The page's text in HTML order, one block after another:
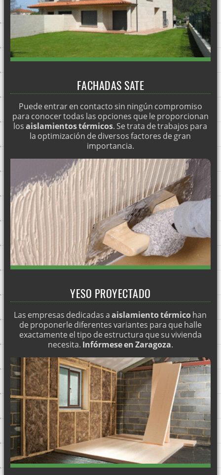
FACHADAS SATE SALAMANCA
FACHADAS SATE HUELVA
FACHADAS SATE VALLADOLID
FACHADAS SATE GIRONA
FACHADAS SATE NAVARRA
FACHADAS SATE BARCELONA
FACHADAS SATE MÁLAGA
Impermeabilización de cubiertas en toda España
Fachadas SATE Logroño
Fachadas SATE Soria
FACHADAS SATE GUIPUZCOA
FACHADAS SATE VIZCAYA
FACHADAS SATE BURGOS
FACHADAS SATE ÁLAVA
FACHADAS SATE SANTANDER Y TODA CANTABRIA
FACHADAS SATE CASTELLÓN
FACHADAS SATE TERUEL
FACHADAS SATE HUESCA
Aislamiento SATE para la intemperie
Aislamiento SATE con mortero cal corcho
FACHADAS SATE VALENCIA
Fachadas SATE Bilbao
Fachadas SATE Madrid
Fachadas SATE Castilla La Mancha
Fachadas SATE Almeria
Fachadas SATE Alicante
Fachadas SATE Albacete
FACHADAS SATE
Puede entrar en contacto sin ningún compromiso
para conocer todas las opciones que le proporcionan
losaislamientos térmicos. Se trata de trabajos para
la optimización de diversos factores de gran
importancia.
YESO PROYECTADO
Las empresas dedicadas aaislamiento térmicohan
de proponerle diferentes variantes para que halle
exactamente el tipo de estructura que su vivienda
necesita. Infórmese en Zaragoza.